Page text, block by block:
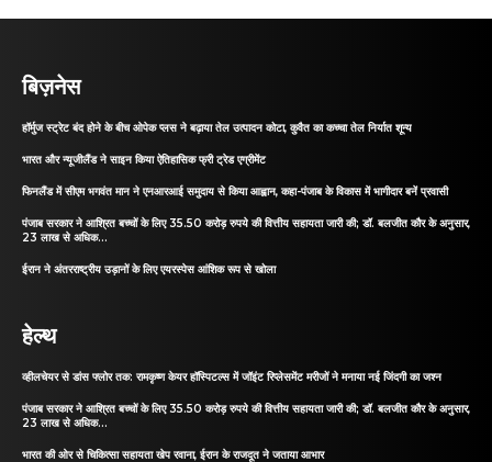
बिज़नेस
हॉर्मुज स्ट्रेट बंद होने के बीच ओपेक प्लस ने बढ़ाया तेल उत्पादन कोटा, कुवैत का कच्चा तेल निर्यात शून्य
भारत और न्यूजीलैंड ने साइन किया ऐतिहासिक फ्री ट्रेड एग्रीमेंट
फिनलैंड में सीएम भगवंत मान ने एनआरआई समुदाय से किया आह्वान, कहा-पंजाब के विकास में भागीदार बनें प्रवासी
पंजाब सरकार ने आश्रित बच्चों के लिए 35.50 करोड़ रुपये की वित्तीय सहायता जारी की; डॉ. बलजीत कौर के अनुसार,
23 लाख से अधिक...
ईरान ने अंतरराष्ट्रीय उड़ानों के लिए एयरस्पेस आंशिक रूप से खोला
हेल्थ
व्हीलचेयर से डांस फ्लोर तक: रामकृष्ण केयर हॉस्पिटल्स में जॉइंट रिप्लेसमेंट मरीजों ने मनाया नई जिंदगी का जश्न
पंजाब सरकार ने आश्रित बच्चों के लिए 35.50 करोड़ रुपये की वित्तीय सहायता जारी की; डॉ. बलजीत कौर के अनुसार,
23 लाख से अधिक...
भारत की ओर से चिकित्सा सहायता खेप रवाना, ईरान के राजदूत ने जताया आभार